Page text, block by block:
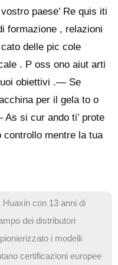
paese’ Re quis iti
formazione , relazioni
delle pic cole
. P oss ono aiut arti
obiettivi .— Se
per il gela to o
si cur ando ti’ prote
mentre la tua
Huaxin con 13 anni di
dei distributori
i modelli
certificazioni europee